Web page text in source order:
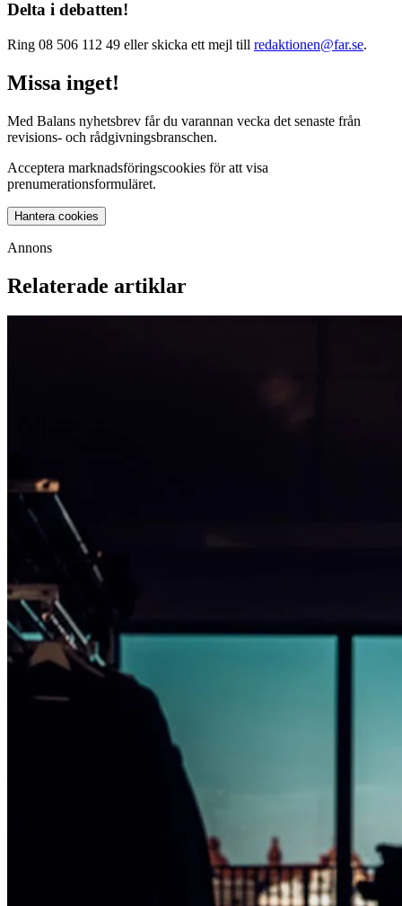
Delta i debatten!
Ring 08 506 112 49 eller skicka ett mejl till redaktionen@far.se.
Missa inget!
Med Balans nyhetsbrev får du varannan vecka det senaste från
revisions- och rådgivningsbranschen.
Acceptera marknadsföringscookies för att visa
prenumerationsformuläret.
Hantera cookies
Annons
Relaterade artiklar